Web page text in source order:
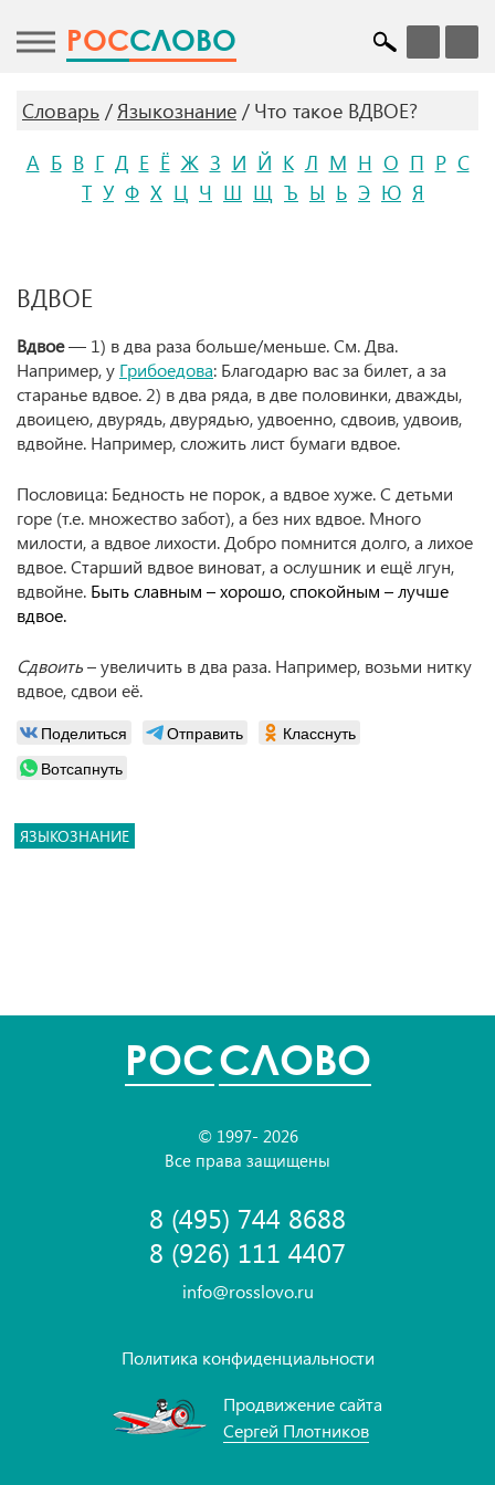
POCСЛОВО
Словарь Языкознание
Что такое ВДВОЕ?
А Б В Г Д Е Ё Ж З И Й К Л М Н О П Р С
Т У Ф Х Ц Ч Ш Щ Ъ Ы Ь Э Ю Я
ВДВОЕ
Вдвое— 1) в два раза больше/меньше. См. Два.
Например, у Грибоедова: Благодарю вас за билет, а за
старанье вдвое. 2) в два ряда, в две половинки, дважды,
двоицею, двурядь, двурядью, удвоенно, сдвоив, удвоив,
вдвойне. Например, сложить лист бумаги вдвое.
Пословица: Бедность не порок, а вдвое хуже. С детьми
горе (т.е. множество забот), а без них вдвое. Много
милости, а вдвое лихости. Добро помнится долго, а лихое
вдвое. Старший вдвое виноват, а ослушник и ещё лгун,
вдвойне. Быть славным – хорошо, спокойным – лучше
вдвое.
Сдвоить– увеличить в два раза. Например, возьми нитку
вдвое, сдвои её.
Поделиться Отправить
Класснуть
Вотсапнуть
ЯЗЫКОЗНАНИЕ
POCСЛОВО
© 1997- 2026
Все права защищены
8 (495) 744 8688
8 (926) 111 4407
info@rosslovo.ru
Политика конфиденциальности
Продвижение сайта
Сергей Плотников